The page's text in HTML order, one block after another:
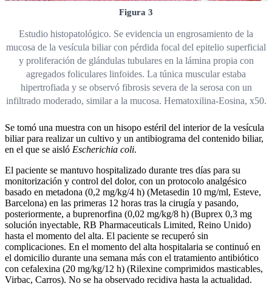
Figura 3
Estudio histopatológico. Se evidencia un engrosamiento de la
mucosa de la vesícula biliar con pérdida focal del epitelio superficial
y proliferación de glándulas tubulares en la lámina propia con
agregados foliculares linfoides. La túnica muscular estaba
hipertrofiada y se observó fibrosis severa de la serosa con un
infiltrado moderado, similar a la mucosa. Hematoxilina-Eosina, x50.
Se tomó una mues­tra con un hisopo estéril del interior de la vesícula
biliar para realizar un cultivo y un antibiograma del contenido biliar,
en el que se aisló Escherichia coli.
El paciente se mantuvo hospitalizado durante tres días para su
monitorización y control del dolor, con un protocolo analgésico
basado en metadona (0,2 mg/kg/4 h) (Metasedin 10 mg/ml, Esteve,
Barcelona) en las primeras 12 horas tras la cirugía y pasando,
posteriormente, a buprenorfina (0,02 mg/kg/8 h) (Buprex 0,3 mg
solución inyectable, RB Pharmaceuticals Limited, Reino Unido)
hasta el momento del alta. El paciente se recuperó sin
complicaciones. En el momento del alta hospitalaria se continuó en
el domicilio durante una semana más con el tratamiento antibiótico
con cefalexina (20 mg/kg/12 h) (Rilexine comprimidos masticables,
Virbac, Carros). No se ha observado recidiva hasta la actualidad.